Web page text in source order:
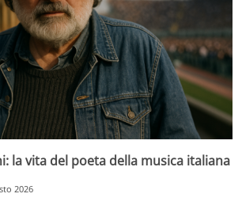
la vita del poeta della musica italiana
2026